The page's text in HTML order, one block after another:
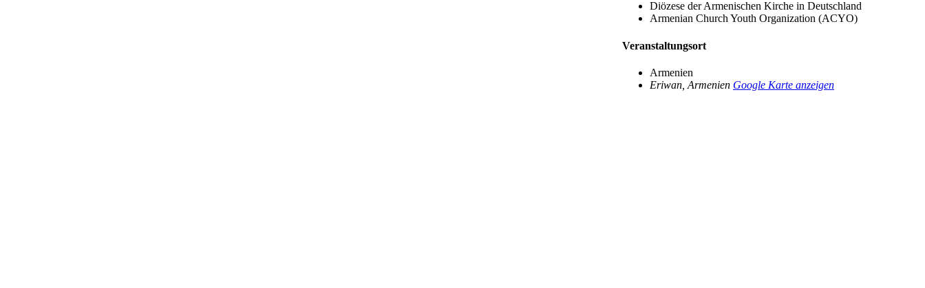
Diözese der Armenischen Kirche in Deutschland
Armenian Church Youth Organization (ACYO)
Veranstaltungsort
Armenien
Eriwan Armenien Google Karte anzeigen